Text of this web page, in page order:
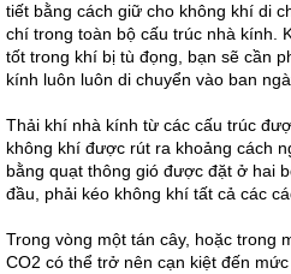
tiết bằng cách giữ cho không khí di
chí trong toàn bộ cấu trúc nhà kính.
tốt trong khí bị tù đọng, bạn sẽ cần
kính luôn luôn di chuyển vào ban
Thải khí nhà kính từ các cấu trúc
không khí được rút ra khoảng cách
bằng quạt thông gió được đặt ở hai
đầu, phải kéo không khí tất cả các
Trong vòng một tán cây, hoặc trong
CO2 có thể trở nên cạn kiệt đến